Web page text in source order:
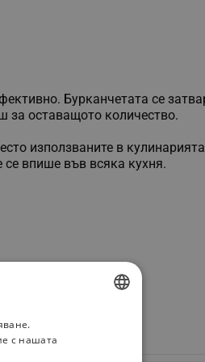
Бурканчетата се
за оставащото количество.
използваните в
впише във всяка кухня.
с нашата